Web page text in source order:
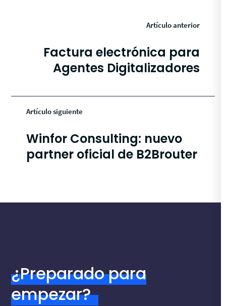
Artículo anterior
Factura electrónica para
Agentes Digitalizadores
Artículo siguiente
Winfor Consulting: nuevo
partner oficial de B2Brouter
¿Preparado para
empezar?